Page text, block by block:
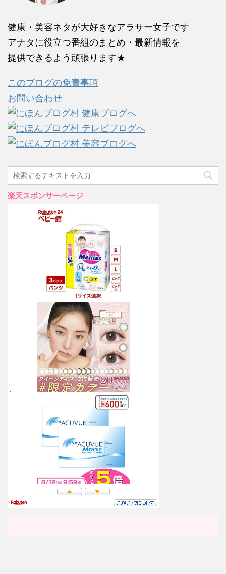
健康・美容ネタが大好きなアラサー女子です
アナタに役立つ番組のまとめ・最新情報を
提供できるよう頑張ります★
このブログの免責事項
お問い合わせ
楽天スポンサーページ